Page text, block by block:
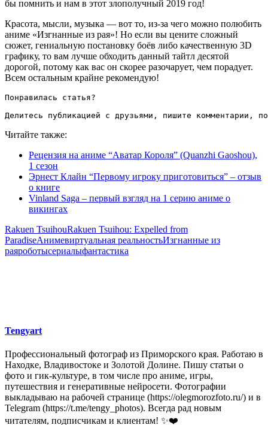
бы помнить и нам в этот злополучный 2019 год!
Красота, мысли, музыка — вот то, из-за чего можно полюбить
аниме «Изгнанные из рая»! Но если вы цените сложный
сюжет, гениальную постановку боёв либо качественную 3D
графику, то вам лучше обходить данный тайтл десятой
дорогой, потому как вас он скорее разочарует, чем порадует.
Всем остальным крайне рекомендую!
Понравилась статья?
Делитесь публикацией с друзьями, пишите комментарии,
Читайте также:
Рецензия на аниме “Аватар Короля” (Quanzhi Gaoshou),
1 сезон
Эрнест Клайн “Первому игроку приготовиться” – отзыв
о книге
Vinland Saga – первый взгляд на 1 серию аниме о
викингах
Rakuen TsuihouRakuen Tsuihou: Expelled from
ParadiseАнимевиртуальная реальностьИзгнанные из
раяроботысериалыфантастика
Tengyart
Профессиональный фотограф из Приморского края. Работаю в
Находке, Владивостоке и Золотой Долине. Пишу статьи о
фото и гик-культуре, в том числе про аниме, игры,
путешествия и генеративные нейросети. Фотографии
выкладываю на рабочей странице (https://olegmorozfoto.ru/) и в
Telegram (https://t.me/tengy_photos). Всегда рад новым
читателям, подписчикам и клиентам! ✨❤️